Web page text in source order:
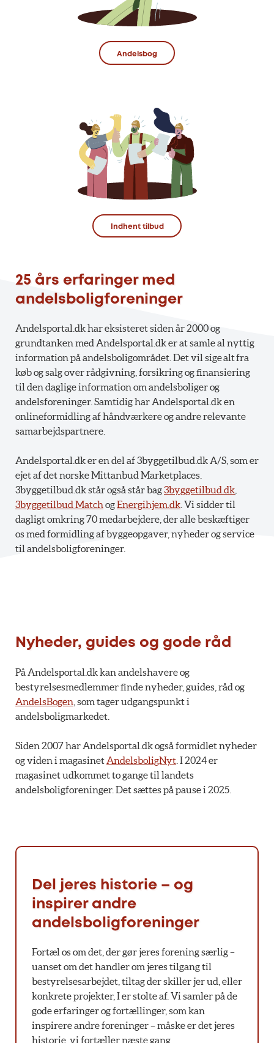
Andelsbog
Indhent tilbud
25 års erfaringer med
andelsboligforeninger
Andelsportal.dk har eksisteret siden år 2000 og
grundtanken med Andelsportal.dk er at samle al nyttig
information på andelsboligområdet. Det vil sige alt fra
køb og salg over rådgivning, forsikring og finansiering
til den daglige information om andelsboliger og
andelsforeninger. Samtidig har Andelsportal.dk en
onlineformidling af håndværkere og andre relevante
samarbejdspartnere.
Andelsportal.dk er en del af 3byggetilbud.dk A/S, som er
ejet af det norske Mittanbud Marketplaces.
3byggetilbud.dk står også står bag3byggetilbud.dk
3byggetilbud Match ogEnergihjem.dk . Vi sidder til
dagligt omkring 70 medarbejdere, der alle beskæftiger
os med formidling af byggeopgaver, nyheder og service
til andelsboligforeninger.
Nyheder, guides og gode råd
På Andelsportal.dk kan andelshavere og
bestyrelsesmedlemmer finde nyheder, guides, råd og
AndelsBogen , som tager udgangspunkt i
andelsboligmarkedet.
Siden 2007 har Andelsportal.dk også formidlet nyheder
og viden i magasinet AndelsboligNyt . I 2024 er
magasinet udkommet to gange til landets
andelsboligforeninger. Det sættes på pause i 2025.
Del jeres historie – og
inspirer andre
andelsboligforeninger
Fortæl os om det, der gør jeres forening særlig –
uanset om det handler om jeres tilgang til
bestyrelsesarbejdet, tiltag der skiller jer ud, eller
konkrete projekter, I er stolte af. Vi samler på de
gode erfaringer og fortællinger, som kan
inspirere andre foreninger – måske er det jeres
historie, vi fortæller næste gang.